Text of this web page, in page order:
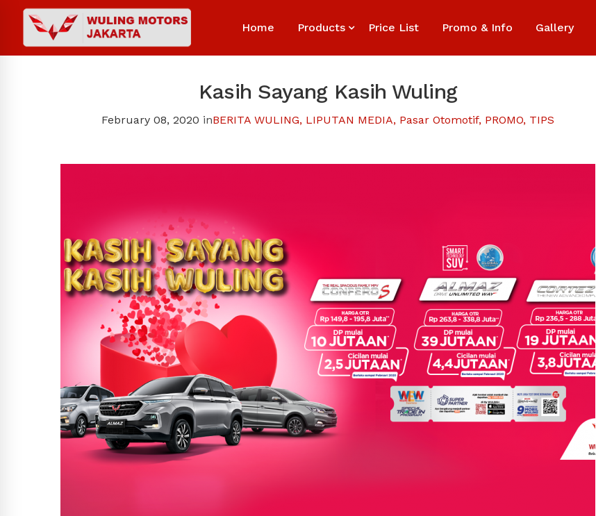
Home Products Price List Promo & Info Gallery
Kasih Sayang Kasih Wuling
February 08, 2020 inBERITA WULING, LIPUTAN MEDIA, Pasar Otomotif, PROMO, TIPS